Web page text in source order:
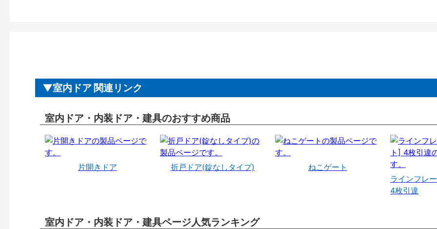
室内ドア 関連リンク
室内ドア・内装ドア・建具のおすすめ商品
片開きドア 折戸ドア(錠なしタイプ)
ねこゲート
ラインフレ
4枚引違
室内ドア・内装ドア・建具ページ人気ランキング